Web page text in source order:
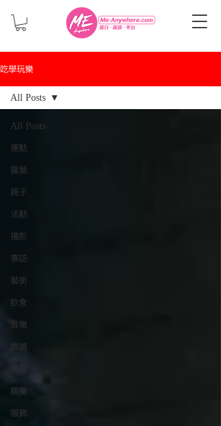
吃學玩樂
All Posts
運動
露營
親子
活動
攝影
專訪
藝術
飲食
音樂
旅遊
美容
娛樂
服飾
All Posts